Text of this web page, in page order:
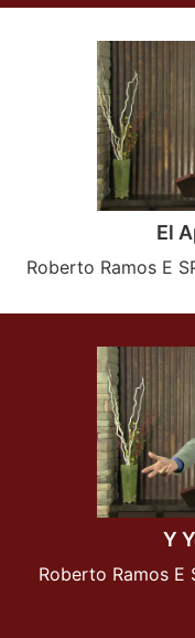
El
Roberto Ramos E
Y
Roberto Ramos E